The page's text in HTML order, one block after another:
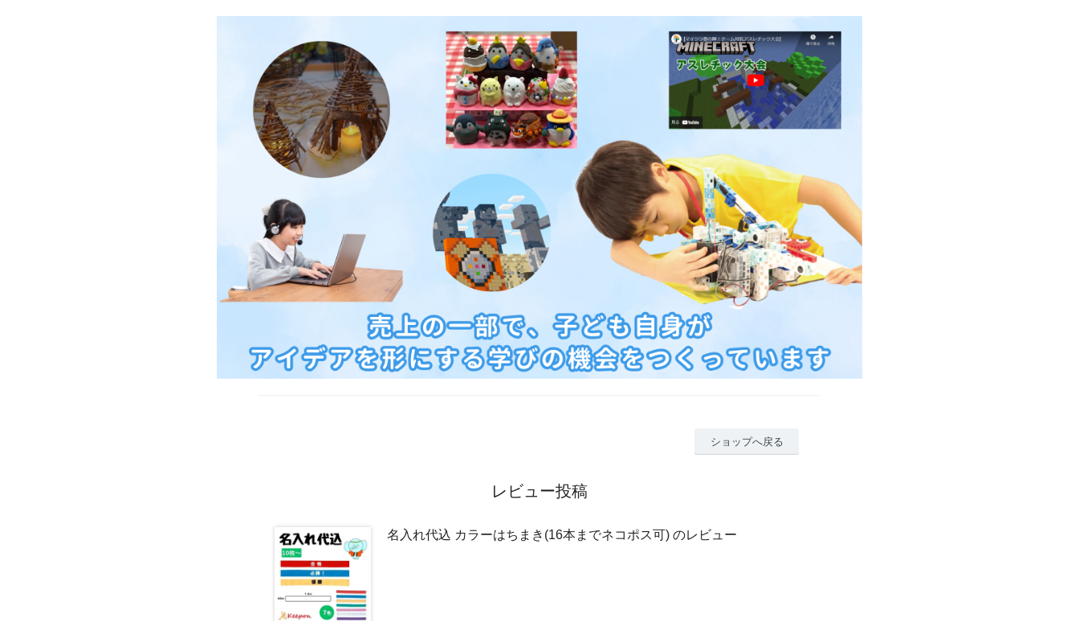
ショップへ戻る
レビュー投稿
名入れ代込 カラーはちまき(16本までネコポス可) のレビュー